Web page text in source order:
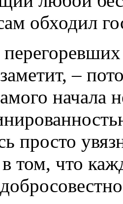
обходил
–
начала
просто
том, что